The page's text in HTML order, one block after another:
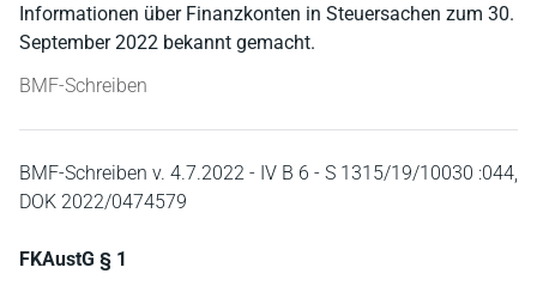
Informationen über Finanzkonten in Steuersachen zum 30.
September 2022 bekannt gemacht.
BMF-Schreiben
BMF-Schreiben v. 4.7.2022 - IV B 6 - S 1315/19/10030 :044,
DOK 2022/0474579
FKAustG § 1